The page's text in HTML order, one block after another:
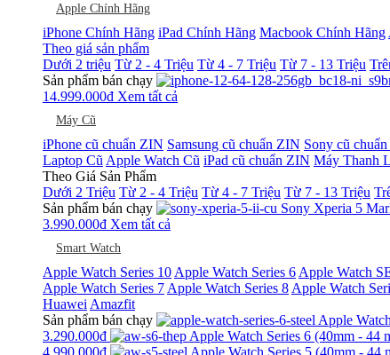
Apple Chính Hãng
iPhone Chính Hãng iPad Chính Hãng Macbook Chính Hãng
Theo giá sản phẩm
Dưới 2 triệu Từ 2 - 4 Triệu Từ 4 - 7 Triệu Từ 7 - 13 Triệu
Sản phẩm bán chạy
14.999.000đ Xem tất cả
Máy Cũ
iPhone cũ chuẩn ZIN Samsung cũ chuẩn ZIN Sony cũ
Laptop Cũ Apple Watch Cũ iPad cũ chuẩn ZIN Máy Thanh
Theo Giá Sản Phẩm
Dưới 2 Triệu Từ 2 - 4 Triệu Từ 4 - 7 Triệu Từ 7 - 13 Triệu
Sản phẩm bán chạy
Sony Xperia 5
3.990.000đ Xem tất cả
Smart Watch
Apple Watch Series 10 Apple Watch Series 6 Apple Watch
Apple Watch Series 7 Apple Watch Series 8 Apple Watch
Huawei Amazfit
Sản phẩm bán chạy
Apple
3.290.000đ
Apple Watch Series 6 (40mm - 44
4.990.000đ
Apple Watch Series 5 (40mm - 44